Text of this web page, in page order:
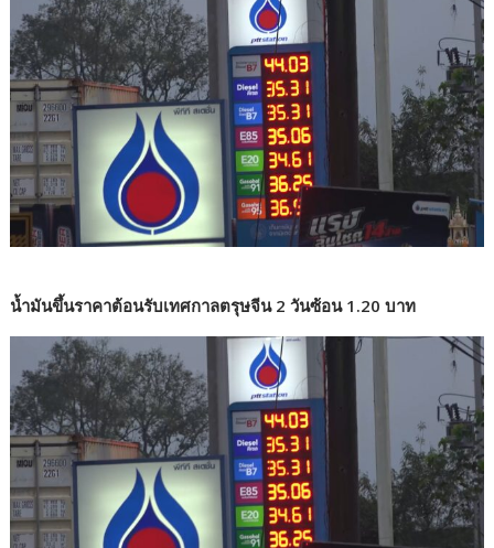
น้ำมันขึ้นราคาต้อนรับเทศกาลตรุษจีน 2 วันซ้อน 1.20 บาท